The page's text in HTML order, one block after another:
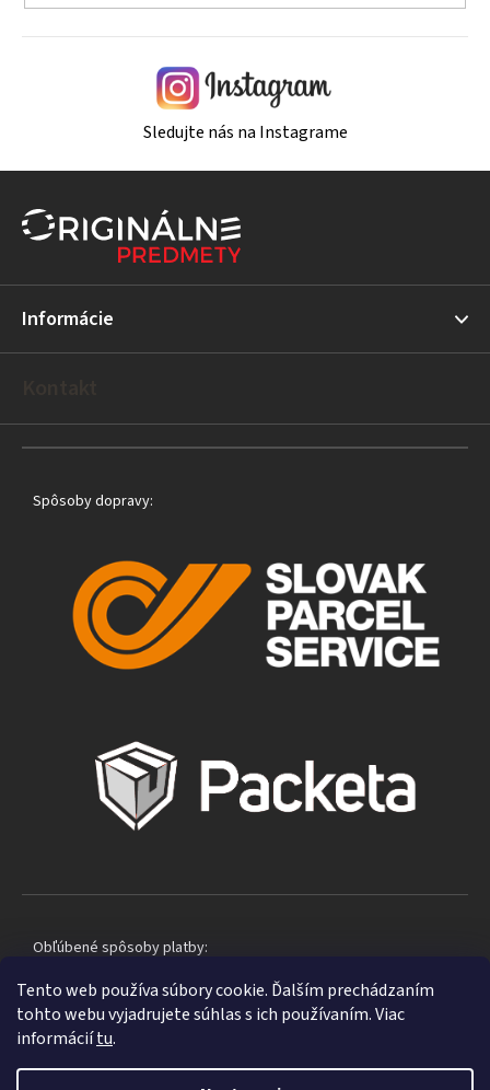
Tento web používa súbory cookie. Ďalším prechádzaním
tohto webu vyjadrujete súhlas s ich používaním. Viac
informáciítu.
Sledujte nás na Instagrame
ä
i
Informácie
Spôsoby dopravy:
Obľúbené spôsoby platby: